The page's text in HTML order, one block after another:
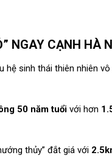
NGAY CẠNH HÀ
hệ sinh thái thiên nhiên
50 năm tuổivới hơn
thủy” đắt giá với